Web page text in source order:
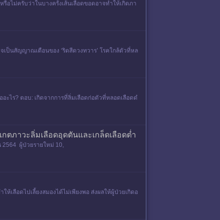
ม่ครับว่าในบางครั้งเส้นเลือดขอดอาจทำให้เกิดภา
ป็นสัญญาณเตือนของ ‘ริดสีดวงทวาร’ โรคใกล้ตัวที่หล
ะไร? ตอบ: เกิดจากการที่ลิ่มเลือดก่อตัวที่หลอดเลือดดํ
ภาวะลิ่มเลือดอุดตันและเกล็ดเลือดต่ำ
ผู้ป่วยรายใหม่ 10,
เลือดไปเลี้ยงสมองได้ไม่เพียงพอ ส่งผลให้ผู้ป่วยเกิดอ